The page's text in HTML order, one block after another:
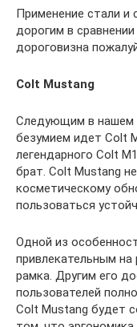
Применение стали и
дорогим в
дороговизна
Colt Mustang
Следующим в нашем
безумием идет Colt
легендарного Colt
брат. Colt Mustang
косметическому
пользоваться
Одной из
привлекательным
рамка. Другим его
пользователей
Colt Mustang будет